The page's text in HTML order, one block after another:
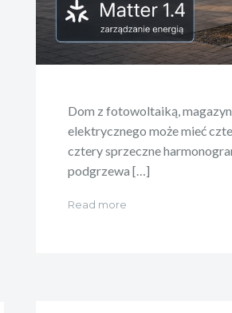
Dom z fotowoltaiką,
elektrycznego może mieć
cztery sprzeczne
podgrzewa […]
Read more